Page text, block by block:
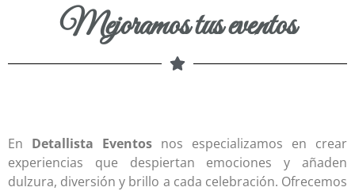
Mejoramos tus eventos
En Detallista Eventos nos especializamos en crear
experiencias que despiertan emociones y añaden
dulzura, diversión y brillo a cada celebración. Ofrecemos